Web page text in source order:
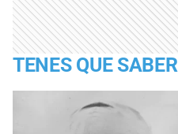
TENES QUE SABER